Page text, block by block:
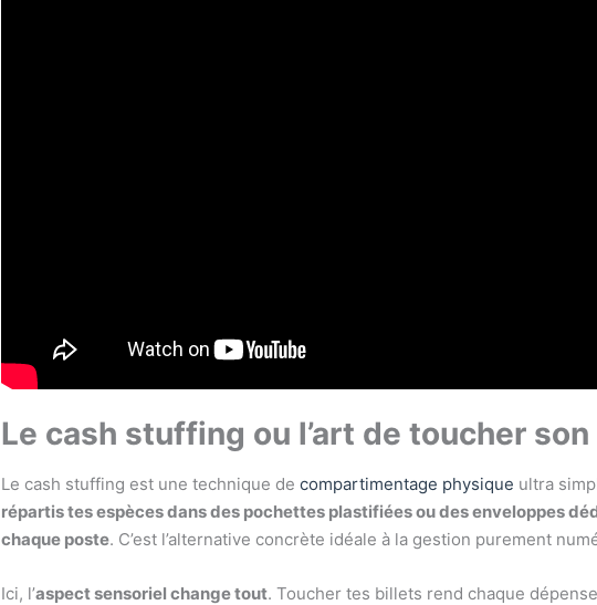
Le cash stuffing ou l’art de toucher
Le cash stuffing est une technique de compartimentage physique ultra
répartis tes espèces dans des pochettes plastifiées ou des enveloppes
chaque poste. C’est l’alternative concrète idéale à la gestion purement
Ici, l’aspect sensoriel change tout. Toucher tes billets rend chaque